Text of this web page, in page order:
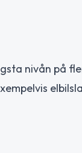
nivån på